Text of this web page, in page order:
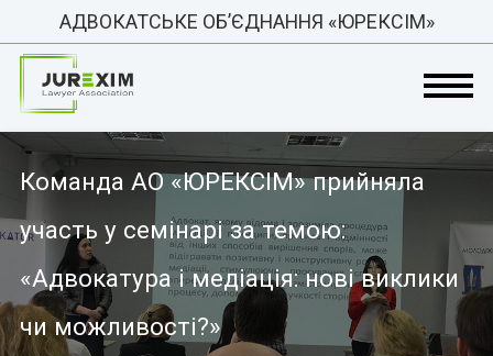
АДВОКАТСЬКЕ ОБ’ЄДНАННЯ «ЮРЕКСІМ»
Команда АО «ЮРЕКСІМ» прийняла
участь у семінарі за темою:
«Адвокатура і медіація: нові виклики
чи можливості?»